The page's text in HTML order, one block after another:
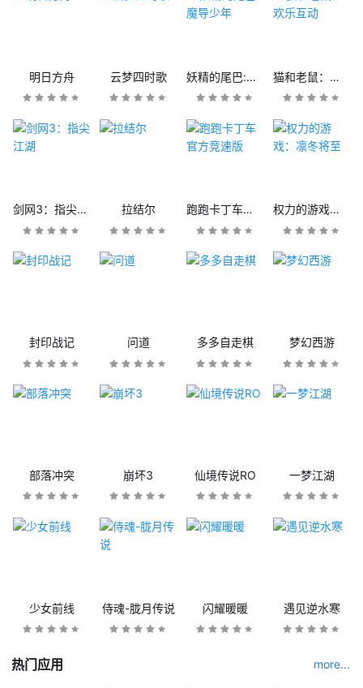
明日方舟 云梦四时歌 妖精的尾巴:魔导少年 猫和老鼠：欢乐互动
剑网3：指尖江湖 拉结尔 跑跑卡丁车官方竞速版 权力的游戏：凛冬将至
封印战记 问道 多多自走棋 梦幻西游
部落冲突 崩坏3 仙境传说RO 一梦江湖
少女前线 侍魂-胧月传说 闪耀暖暖 遇见逆水寒
热门应用 more...